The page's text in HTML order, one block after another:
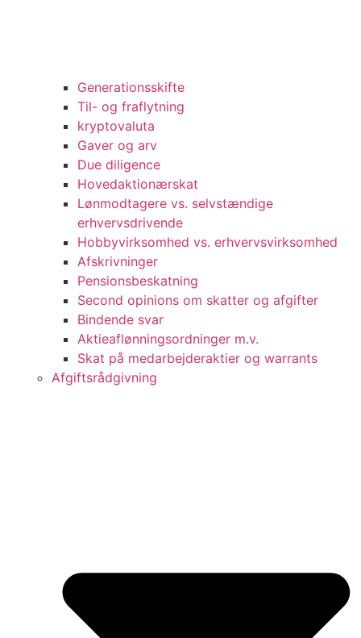
Generationsskifte
Til- og fraflytning
kryptovaluta
Gaver og arv
Due diligence
Hovedaktionærskat
Lønmodtagere vs. selvstændige
erhvervsdrivende
Hobbyvirksomhed vs. erhvervsvirksomhed
Afskrivninger
Pensionsbeskatning
Second opinions om skatter og afgifter
Bindende svar
Aktieaflønningsordninger m.v.
Skat på medarbejderaktier og warrants
Afgiftsrådgivning